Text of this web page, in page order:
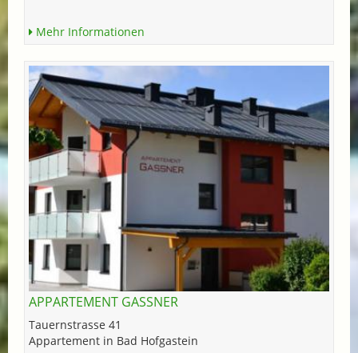
Mehr Informationen
APPARTEMENT GASSNER
Tauernstrasse 41
Appartement in Bad Hofgastein